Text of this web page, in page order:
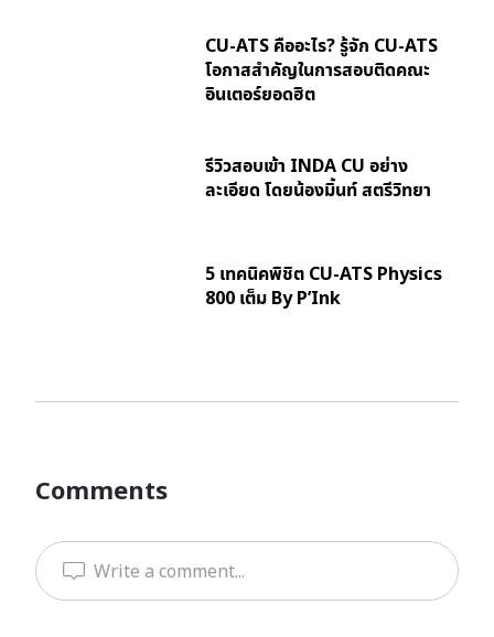
CU-ATS คืออะไร? รู้จัก CU-ATS
โอกาสสำคัญในการสอบติดคณะ
อินเตอร์ยอดฮิต
รีวิวสอบเข้า INDA CU อย่าง
ละเอียด โดยน้องมิ้นท์ สตรีวิทยา
5 เทคนิคพิชิต CU-ATS Physics
800 เต็ม By P’Ink
Comments
Write a comment...